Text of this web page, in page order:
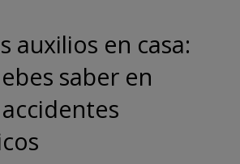
auxilios en casa:
saber en